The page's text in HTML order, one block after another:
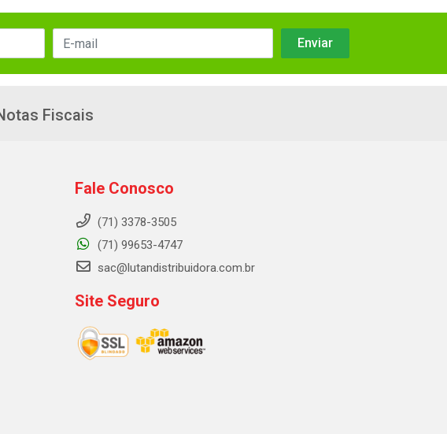
Fiscais
Fale Conosco
(71) 3378-3505
(71) 99653-4747
sac@lutandistribuidora.com.br
Site Seguro